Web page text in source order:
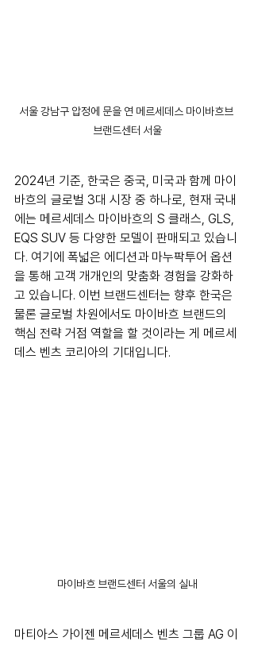
서울 강남구 압정에 문을 연 메르세데스 마이바흐브
브랜드센터 서울
2024년 기준, 한국은 중국, 미국과 함께 마이
바흐의 글로벌 3대 시장 중 하나로, 현재 국내
에는 메르세데스 마이바흐의 S 클래스, GLS,
EQS SUV 등 다양한 모델이 판매되고 있습니
다. 여기에 폭넓은 에디션과 마누팍투어 옵션
을 통해 고객 개개인의 맞춤화 경험을 강화하
고 있습니다. 이번 브랜드센터는 향후 한국은
물론 글로벌 차원에서도 마이바흐 브랜드의
핵심 전략 거점 역할을 할 것이라는 게 메르세
데스 벤츠 코리아의 기대입니다.
마이바흐 브랜드센터 서울의 실내
마티아스 가이젠 메르세데스 벤츠 그룹 AG 이